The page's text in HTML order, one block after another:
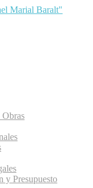
y Presupuesto